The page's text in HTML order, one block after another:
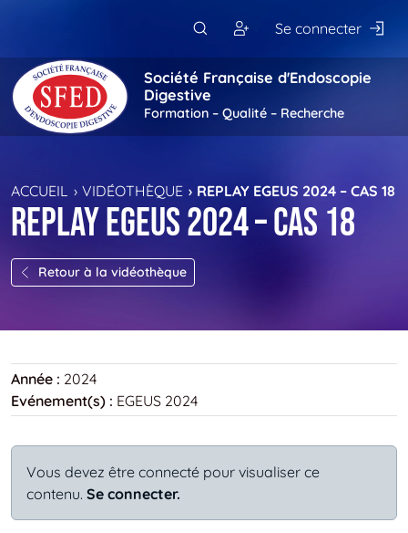
Se connecter
Société Française d'Endoscopie
Digestive
Formation – Qualité – Recherche
ACCUEIL VIDÉOTHÈQUE REPLAY EGEUS 2024 – CAS 18
Replay EGEUS 2024 – Cas 18
Retour à la vidéothèque
Année : 2024
Evénement(s) : EGEUS 2024
Vous devez être connecté pour visualiser ce
contenu. Se connecter.